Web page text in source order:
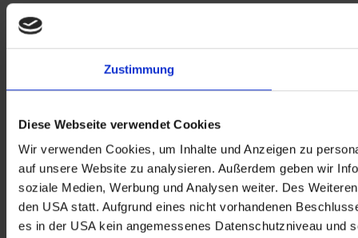
Zustimmung
Diese Webseite verwendet Cookies
Wir verwenden Cookies, um Inhalte und Anzeigen zu
auf unsere Website zu analysieren. Außerdem geben wir
soziale Medien, Werbung und Analysen weiter. Des
den USA statt. Aufgrund eines nicht vorhandenen
es in der USA kein angemessenes Datenschutzniveau und